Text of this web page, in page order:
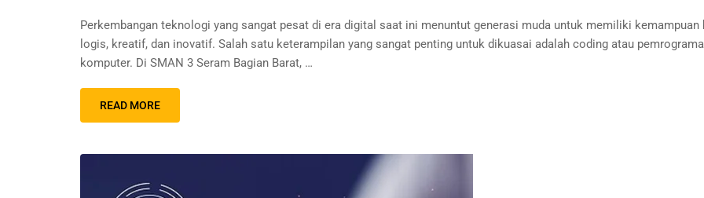
Perkembangan teknologi yang sangat pesat di era digital saat ini menuntut generasi muda untuk memiliki kemampuan
logis, kreatif, dan inovatif. Salah satu keterampilan yang sangat penting untuk dikuasai adalah coding atau
komputer. Di SMAN 3 Seram Bagian Barat, …
READ MORE